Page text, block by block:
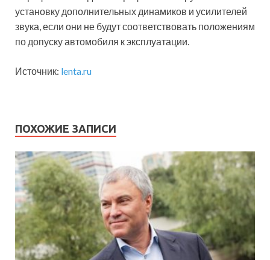
установку дополнительных динамиков и усилителей
звука, если они не будут соответствовать положениям
по допуску автомобиля к эксплуатации.
Источник: lenta.ru
ПОХОЖИЕ ЗАПИСИ